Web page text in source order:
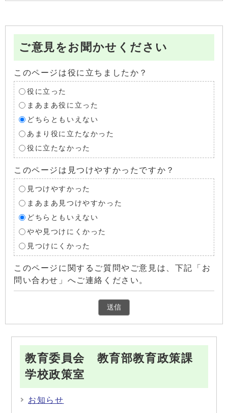
ご意見をお聞かせください
このページは役に立ちましたか？
役に立った
まあまあ役に立った
どちらともいえない
あまり役に立たなかった
役に立たなかった
このページは見つけやすかったですか？
見つけやすかった
まあまあ見つけやすかった
どちらともいえない
やや見つけにくかった
見つけにくかった
このページに関するご質問やご意見は、下記「お
問い合わせ」へご連絡ください。
教育委員会 教育部教育政策課
学校政策室
お知らせ